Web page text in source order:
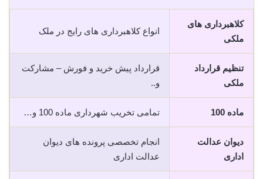
کلاهبرداری های
ملکی
انواع کلاهبرداری های رایج در ملک
تنظیم قرارداد
ملکی
قرارداد پیش خرید و فورش – مشارکت
و..
ماده 100 تمامی تخریب شهرداری ماده 100 و…
دیوان عدالت
اداری
انجام تخصصی پرونده های دیوان
عدالت اداری